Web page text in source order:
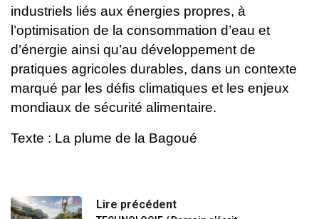
industriels liés aux énergies propres, à
l’optimisation de la consommation d’eau et
d’énergie ainsi qu’au développement de
pratiques agricoles durables, dans un contexte
marqué par les défis climatiques et les enjeux
mondiaux de sécurité alimentaire.
Texte : La plume de la Bagoué
Lire précédent